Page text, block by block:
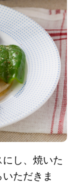
し、焼いた
ただきま